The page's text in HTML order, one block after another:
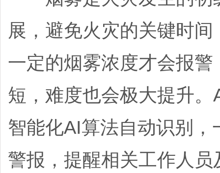
展，避免火灾的关键时
一定的烟雾浓度才会报
短，难度也会极大提升
智能化AI算法自动识别
警报，提醒相关工作人